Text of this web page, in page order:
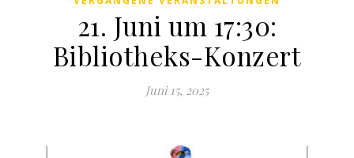
21. Juni um 17:30:
Bibliotheks-Konzert
Juni 15, 2025